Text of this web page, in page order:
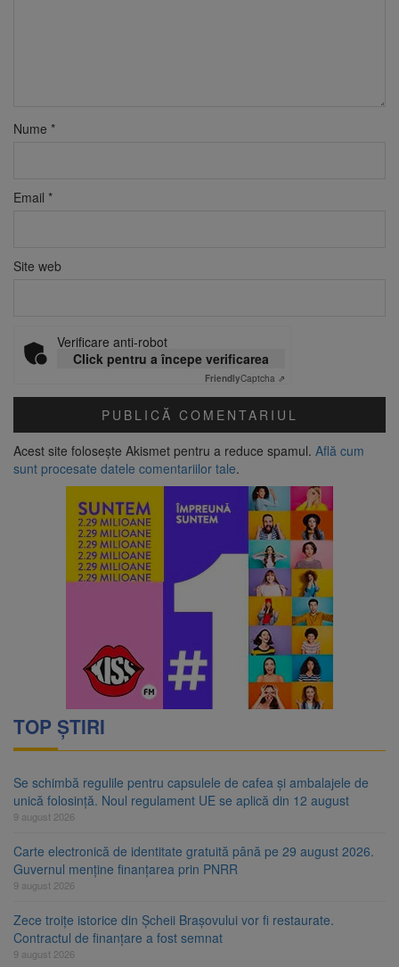
Nume *
Email *
Site web
Verificare anti-robot
Click pentru a începe verificarea
FriendlyCaptcha ⇗
Acest site folosește Akismet pentru a reduce spamul. Află cum
sunt procesate datele comentariilor tale.
TOP ȘTIRI
Se schimbă regulile pentru capsulele de cafea și ambalajele de
unică folosință. Noul regulament UE se aplică din 12 august
9 august 2026
Carte electronică de identitate gratuită până pe 29 august 2026.
Guvernul menține finanțarea prin PNRR
9 august 2026
Zece troițe istorice din Șcheii Brașovului vor fi restaurate.
Contractul de finanțare a fost semnat
9 august 2026